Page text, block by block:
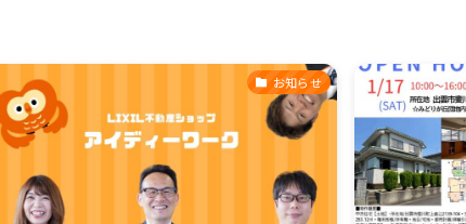
お知らせ